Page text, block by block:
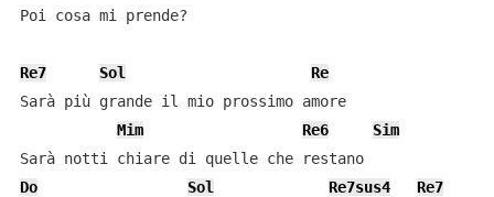
Poi cosa mi prende?
Re7 Sol
Re
Sarà più grande il mio prossimo amore
Mim
Re6
Sim
Sarà notti chiare di quelle che restano
Do
Sol Re7sus4
Re7